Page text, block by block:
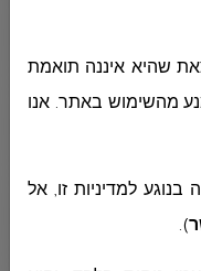
שהיא איננה תואמת
מהשימוש באתר. אנו
למדיניות זו, אל
)
.